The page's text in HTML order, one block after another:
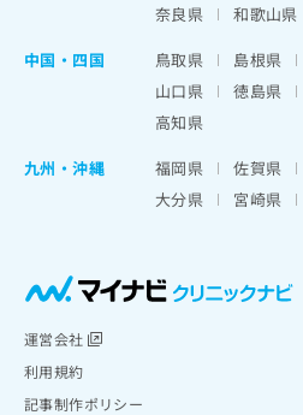
奈良県
和歌山県
中国・四国
鳥取県 島根県
山口県
徳島県
高知県
九州・沖縄
福岡県 佐賀県
大分県
宮崎県
運営会社
利用規約
記事制作ポリシー